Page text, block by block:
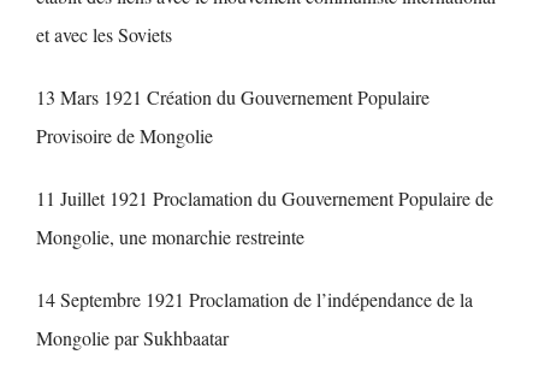
et avec les Soviets
13 Mars 1921 Création du Gouvernement Populaire
Provisoire de Mongolie
11 Juillet 1921 Proclamation du Gouvernement Populaire de
Mongolie, une monarchie restreinte
14 Septembre 1921 Proclamation de l’indépendance de la
Mongolie par Sukhbaatar